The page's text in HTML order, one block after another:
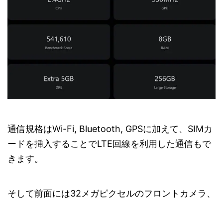
通信規格はWi-Fi, Bluetooth, GPSに加えて、SIMカ
ードを挿入することでLTE回線を利用した通信もで
きます。
そして前面には32メガピクセルのフロントカメラ、